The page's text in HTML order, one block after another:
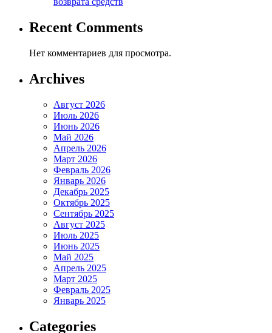
Recent Comments
Нет комментариев для просмотра.
Archives
Август 2026
Июль 2026
Июнь 2026
Май 2026
Апрель 2026
Март 2026
Февраль 2026
Январь 2026
Декабрь 2025
Октябрь 2025
Сентябрь 2025
Август 2025
Июль 2025
Июнь 2025
Май 2025
Апрель 2025
Март 2025
Февраль 2025
Январь 2025
Categories